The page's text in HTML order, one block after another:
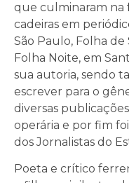
que culminaram na
cadeiras em
São Paulo, Folha
Folha Noite, em
sua autoria, sendo
escrever para o
diversas
operária e por fim
dos Jornalistas do
Poeta e crítico